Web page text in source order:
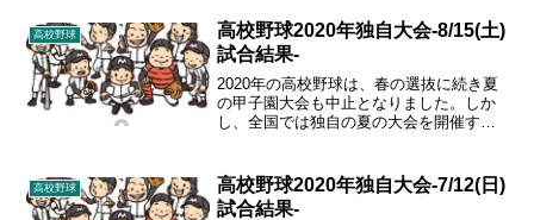
高校野球
高校野球2020年独自大会-8/15(土)
試合結果-
2020年の高校野球は、春の選抜に続き夏
の甲子園大会も中止となりました。しか
し、全国では独自の夏の大会を開催する
高校野球
高校野球2020年独自大会-7/12(日)
試合結果-